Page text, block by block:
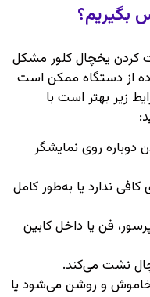
بگیریم؟
کردن یخچال کلور مشکل
از دستگاه ممکن است
زیر بهتر است با
دوباره روی نمایشگر
ندارد یا به‌طور کامل
فن یا داخل کابین
نشت می‌کند.
و روشن می‌شود یا